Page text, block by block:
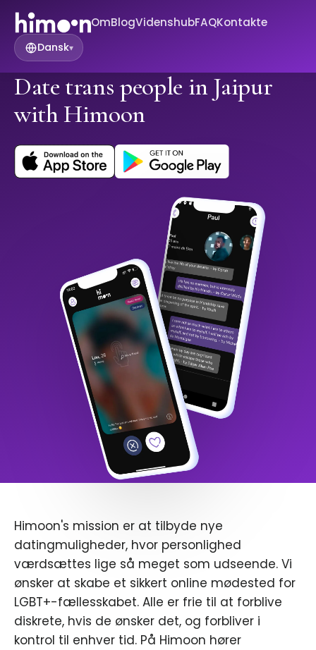
OmBlogVidenshubFAQKontakte
Dansk▾
Date trans people in Jaipur
with Himoon
Himoon's mission er at tilbyde nye
datingmuligheder, hvor personlighed
værdsættes lige så meget som udseende. Vi
ønsker at skabe et sikkert online mødested for
LGBT+-fællesskabet. Alle er frie til at forblive
diskrete, hvis de ønsker det, og forbliver i
kontrol til enhver tid. På Himoon hører